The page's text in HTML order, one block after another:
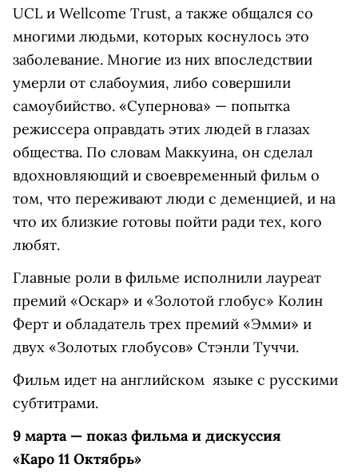
UCL и Wellcome Trust, а также общался со
многими людьми, которых коснулось это
заболевание. Многие из них впоследствии
умерли от слабоумия, либо совершили
самоубийство. «Супернова» — попытка
режиссера оправдать этих людей в глазах
общества. По словам Маккуина, он сделал
вдохновляющий и своевременный фильм о
том, что переживают люди с деменцией, и на
что их близкие готовы пойти ради тех, кого
любят.
Главные роли в фильме исполнили лауреат
премий «Оскар» и «Золотой глобус» Колин
Ферт и обладатель трех премий «Эмми» и
двух «Золотых глобусов» Стэнли Туччи.
Фильм идет на английском языке с русскими
субтитрами.
9 марта — показ фильма и дискуссия
«Каро 11 Октябрь»